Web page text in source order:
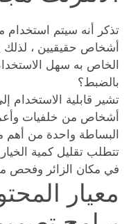
تذكر أنه سيتم
أشخاص حقيقيين ،
الخاص به سهل
بالضبط؟
تشير قابلية الاستخدام
أشخاص من خلفيات
البساطة واحدة من أهم
تتطلب تقليل كمية
في مكان الزائر وفحص ما
معيار